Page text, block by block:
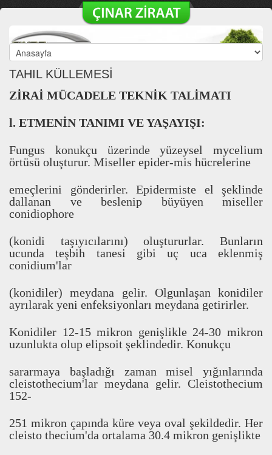
TAHIL KÜLLEMESİ
ZİRAİ MÜCADELE TEKNİK TALİMATI
l. ETMENİN TANIMI VE YAŞAYIŞI:
Fungus konukçu üzerinde yüzeysel mycelium
örtüsü oluşturur. Miseller epider-mis hücrelerine
emeçlerini gönderirler. Epidermiste el şeklinde
dallanan ve beslenip büyüyen miseller
conidiophore
(konidi taşıyıcılarını) oluştururlar. Bunların
ucunda teşbih tanesi gibi uç uca eklenmiş
conidium'lar
(konidiler) meydana gelir. Olgunlaşan konidiler
ayrılarak yeni enfeksiyonları meydana getirirler.
Konidiler 12-15 mikron genişlikle 24-30 mikron
uzunlukta olup elipsoit şeklindedir. Konukçu
sararmaya başladığı zaman misel yığınlarında
cleistothecium'lar meydana gelir. Cleistothecium
152-
251 mikron çapında küre veya oval şekildedir. Her
cleisto thecium'da ortalama 30.4 mikron genişlikte